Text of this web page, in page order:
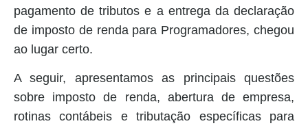
pagamento de tributos e a entrega da declaração
de imposto de renda para Programadores, chegou
ao lugar certo.
A seguir, apresentamos as principais questões
sobre imposto de renda, abertura de empresa,
rotinas contábeis e tributação específicas para